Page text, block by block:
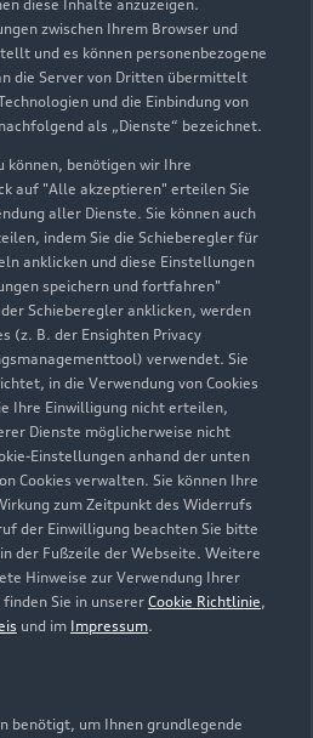
diese Inhalte anzuzeigen.
zwischen Ihrem Browser und
und es können personenbezogene
die Server von Dritten übermittelt
und die Einbindung von
als „Dienste“ bezeichnet.
können, benötigen wir Ihre
auf "Alle akzeptieren" erteilen Sie
aller Dienste. Sie können auch
indem Sie die Schieberegler für
anklicken und diese Einstellungen
speichern und fortfahren"
Schieberegler anklicken, werden
(z. B. der Ensighten Privacy
verwendet. Sie
in die Verwendung von Cookies
Ihre Einwilligung nicht erteilen,
Dienste möglicherweise nicht
Einstellungen anhand der unten
Cookies verwalten. Sie können Ihre
zum Zeitpunkt des Widerrufs
der Einwilligung beachten Sie bitte
der Fußzeile der Webseite. Weitere
Hinweise zur Verwendung Ihrer
Sie in unserer Cookie Richtlinie,
und im Impressum.
benötigt, um Ihnen grundlegende
amSamstag 08:00
am Samstag 08:00